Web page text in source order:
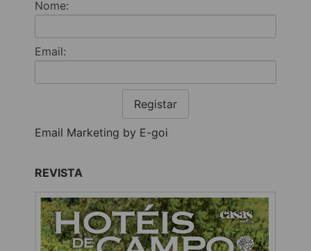
Nome:
Email:
Registar
Email Marketing by E-goi
REVISTA